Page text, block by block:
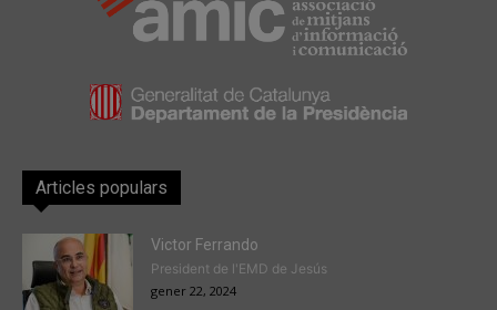
Articles populars
Victor Ferrando
President de l'EMD de Jesús
gener 22, 2024